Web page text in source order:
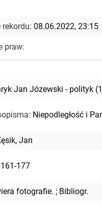
rekordu: 08.06.2022, 23:15
praw:
Jan Józewski - polityk
: Niepodległość i
Jan
177
fotografie. ; Bibliogr.